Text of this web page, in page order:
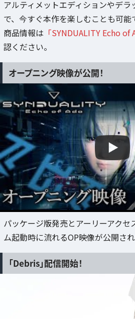
アルティメットエディションやデラ
で、今すぐ本作を楽しむことも可能
商品情報は 「SYNDUALITY Echo
認ください。
オープニング映像が公開！
パッケージ版発売とアーリーアクセ
ム起動時に流れるOP映像が公開され
「Debris」配信開始！